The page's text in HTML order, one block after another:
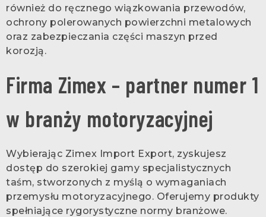
również do ręcznego wiązkowania przewodów,
ochrony polerowanych powierzchni metalowych
oraz zabezpieczania części maszyn przed
korozją.
Firma Zimex – partner numer 1
w branży motoryzacyjnej
Wybierając Zimex Import Export, zyskujesz
dostęp do szerokiej gamy specjalistycznych
taśm, stworzonych z myślą o wymaganiach
przemysłu motoryzacyjnego. Oferujemy produkty
spełniające rygorystyczne normy branżowe.